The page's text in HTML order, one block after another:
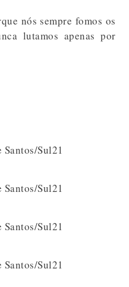
nós sempre fomos os
lutamos apenas por
Sul21
Sul21
Sul21
Sul21